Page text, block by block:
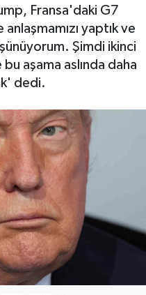
Fransa'daki G7
yaptık ve
Şimdi ikinci
aşama aslında daha
dedi.